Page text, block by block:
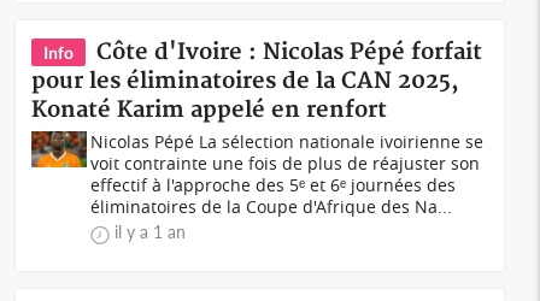
Info
Côte d'Ivoire : Nicolas Pépé forfait
pour les éliminatoires de la CAN 2025,
Konaté Karim appelé en renfort
Nicolas Pépé La sélection nationale ivoirienne se
voit contrainte une fois de plus de réajuster son
effectif à l'approche des 5ᵉ et 6ᵉ journées des
éliminatoires de la Coupe d'Afrique des Na...
il y a 1 an